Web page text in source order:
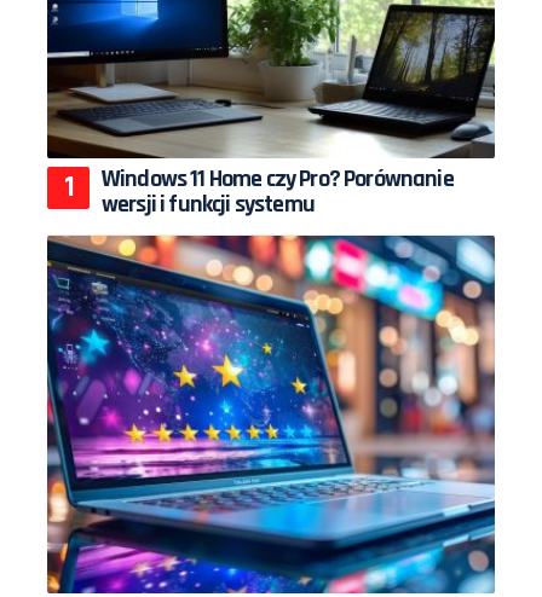
Windows 11 Home czy Pro? Porównanie
wersji i funkcji systemu